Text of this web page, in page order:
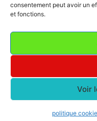
consentement peut avoir un
et fonctions.
Voir
politique
CGU
Cookies